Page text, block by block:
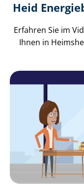
Heid
Erfahren Sie im
Ihnen in